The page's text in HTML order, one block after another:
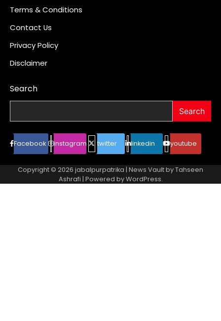
Terms & Conditions
Contact Us
Privacy Policy
Disclaimer
Search
Search
Facebook instagram twitter linkedin youtube
Copyright © 2026 jabalpurpatrika | News Vault byTahseen
Ashrafi | Powered byWordPress.